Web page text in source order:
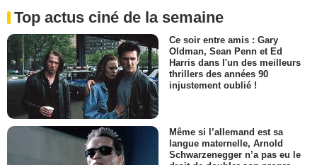
Top actus ciné de la semaine
Ce soir entre amis : Gary
Oldman, Sean Penn et Ed
Harris dans l'un des meilleurs
thrillers des années 90
injustement oublié !
Même si l’allemand est sa
langue maternelle, Arnold
Schwarzenegger n’a pas eu le